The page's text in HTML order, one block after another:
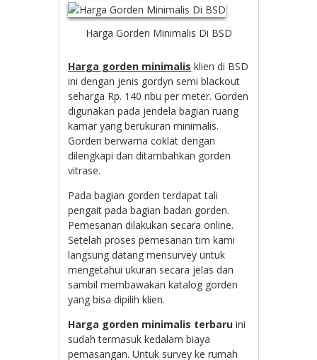
Harga Gorden Minimalis Di BSD
Harga gorden minimalis klien di BSD
ini dengan jenis gordyn semi blackout
seharga Rp. 140 ribu per meter. Gorden
digunakan pada jendela bagian ruang
kamar yang berukuran minimalis.
Gorden berwarna coklat dengan
dilengkapi dan ditambahkan gorden
vitrase.
Pada bagian gorden terdapat tali
pengait pada bagian badan gorden.
Pemesanan dilakukan secara online.
Setelah proses pemesanan tim kami
langsung datang mensurvey untuk
mengetahui ukuran secara jelas dan
sambil membawakan katalog gorden
yang bisa dipilih klien.
Harga gorden minimalis terbaru ini
sudah termasuk kedalam biaya
pemasangan. Untuk survey ke rumah